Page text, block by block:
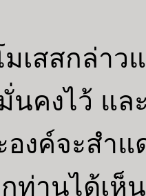
มเสสกล่า
นคงไว้ แ
องค์จะสำ
ท่านได้เ